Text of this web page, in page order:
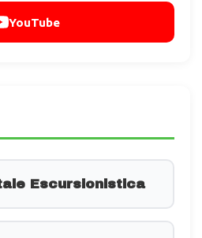
YouTube
Escursionistica